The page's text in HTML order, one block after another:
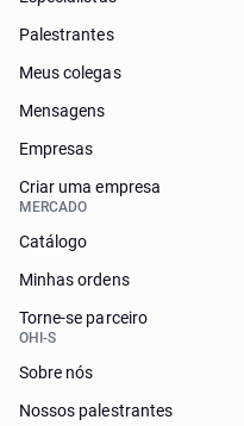
Palestrantes
Meus colegas
Mensagens
Empresas
Criar uma empresa
MERCADO
Catálogo
Minhas ordens
Torne-se parceiro
OHI-S
Sobre nós
Nossos palestrantes